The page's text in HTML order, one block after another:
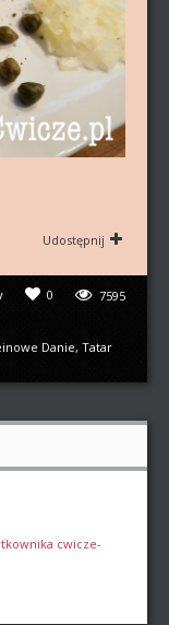
Udostępnij
7595
0
Danie, Tatar
cwicze-